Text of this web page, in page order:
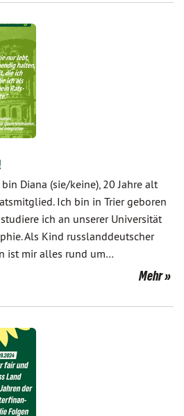
Diana (sie/keine), 20 Jahre alt
Ich bin in Trier geboren
ich an unserer Universität
Als Kind russlanddeutscher
ist mir alles rund um…
Mehr